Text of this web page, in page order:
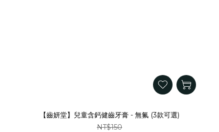
【齒妍堂】兒童含鈣健齒牙膏 - 無氟 (3款可選)
NT$150